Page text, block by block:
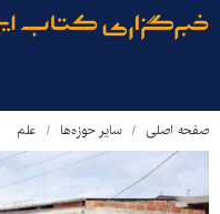
صفحه اصلی سایر حوزه‌ها علم